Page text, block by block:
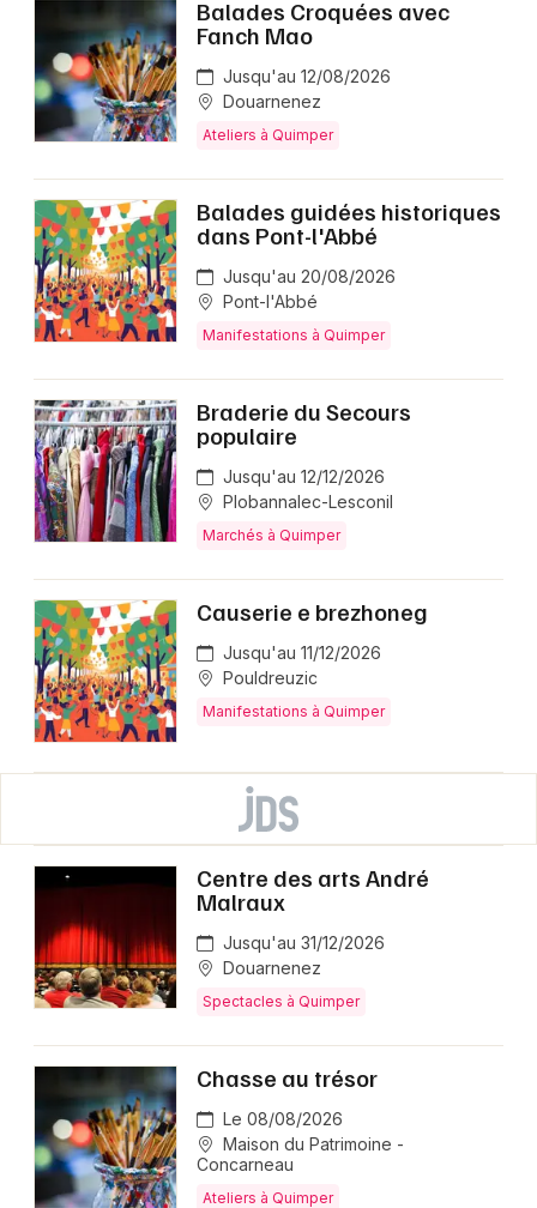
Balades Croquées avec
Fanch Mao
Jusqu'au 12/08/2026
Douarnenez
Ateliers à Quimper
Balades guidées historiques
dans Pont-l'Abbé
Jusqu'au 20/08/2026
Pont-l'Abbé
Manifestations à Quimper
Braderie du Secours
populaire
Jusqu'au 12/12/2026
Plobannalec-Lesconil
Marchés à Quimper
Causerie e brezhoneg
Jusqu'au 11/12/2026
Pouldreuzic
Manifestations à Quimper
Centre des arts André
Malraux
Jusqu'au 31/12/2026
Douarnenez
Spectacles à Quimper
Chasse au trésor
Le 08/08/2026
Maison du Patrimoine -
Concarneau
Ateliers à Quimper